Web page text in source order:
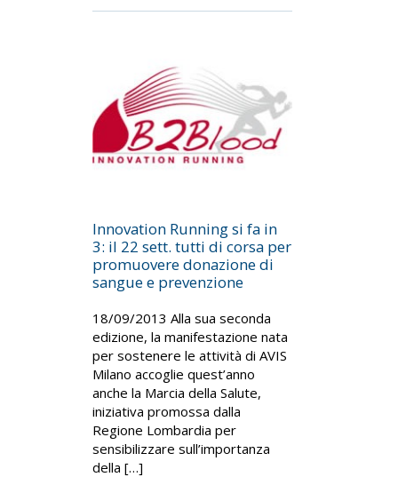
Innovation Running si fa in
3: il 22 sett. tutti di corsa per
promuovere donazione di
sangue e prevenzione
18/09/2013 Alla sua seconda
edizione, la manifestazione nata
per sostenere le attività di AVIS
Milano accoglie quest’anno
anche la Marcia della Salute,
iniziativa promossa dalla
Regione Lombardia per
sensibilizzare sull’importanza
della […]